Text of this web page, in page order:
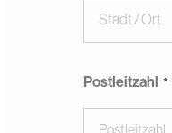
Postleitzahl